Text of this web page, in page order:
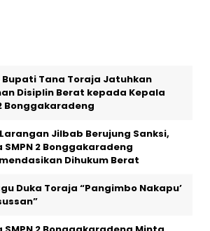
Bupati Tana Toraja Jatuhkan
Disiplin Berat kepada Kepala
Bonggakaradeng
Jilbab Berujung Sanksi,
SMPN 2 Bonggakaradeng
Dihukum Berat
Duka Toraja “Pangimbo Nakapu’